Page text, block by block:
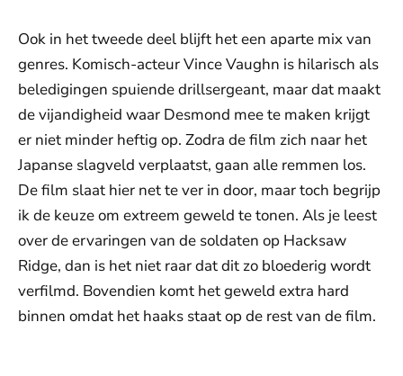
Ook in het tweede deel blijft het een aparte mix van
genres. Komisch-acteur Vince Vaughn is hilarisch als
beledigingen spuiende drillsergeant, maar dat maakt
de vijandigheid waar Desmond mee te maken krijgt
er niet minder heftig op. Zodra de film zich naar het
Japanse slagveld verplaatst, gaan alle remmen los.
De film slaat hier net te ver in door, maar toch begrijp
ik de keuze om extreem geweld te tonen. Als je leest
over de ervaringen van de soldaten op Hacksaw
Ridge, dan is het niet raar dat dit zo bloederig wordt
verfilmd. Bovendien komt het geweld extra hard
binnen omdat het haaks staat op de rest van de film.